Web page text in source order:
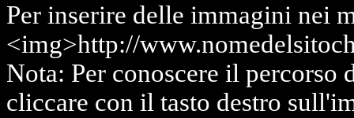
Per inserire delle immagini nei
<img>http://
Nota: Per conoscere il percorso
cliccare con il tasto destro